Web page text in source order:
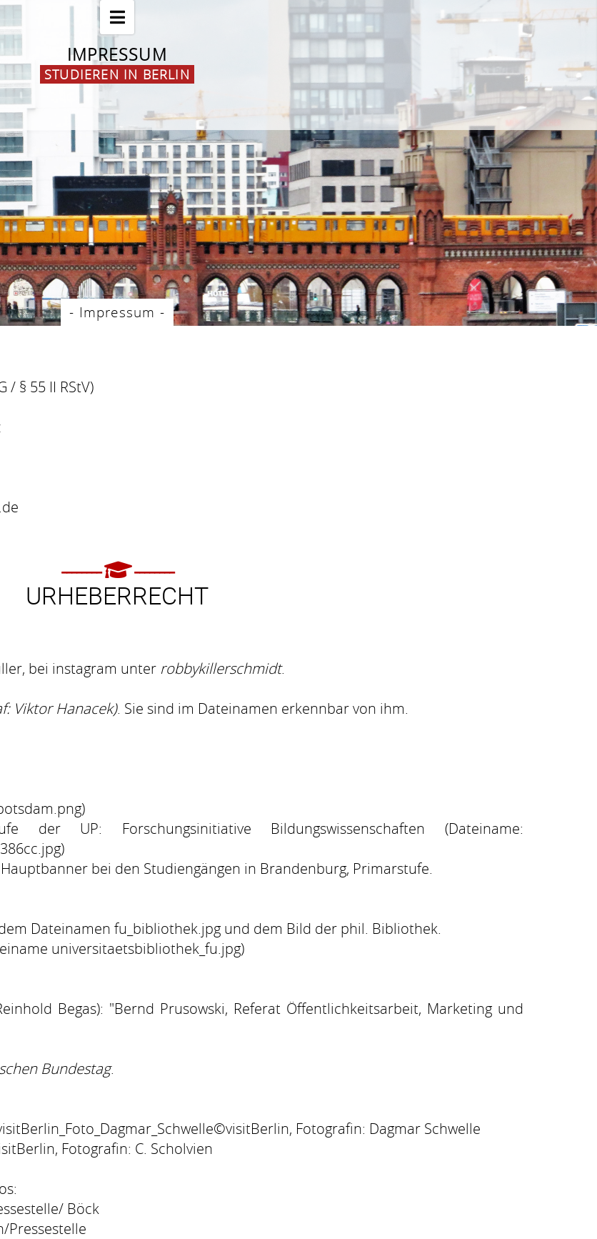
IMPRESSUM
STUDIEREN IN BERLIN
- Impressum -
§ 55 II RStV)
URHEBERRECHT
bei instagram unter robbykillerschmidt.
Viktor Hanacek). Sie sind im Dateinamen erkennbar von ihm.
UP: Forschungsinitiative Bildungswissenschaften (Dateiname:
bei den Studiengängen in Brandenburg, Primarstufe.
Dateinamen fu_bibliothek.jpg und dem Bild der phil. Bibliothek.
universitaetsbibliothek_fu.jpg)
Begas): "Bernd Prusowski, Referat Öffentlichkeitsarbeit, Marketing und
Bundestag.
Fotografin: Dagmar Schwelle
Fotografin: C. Scholvien
Böck
Pressestelle